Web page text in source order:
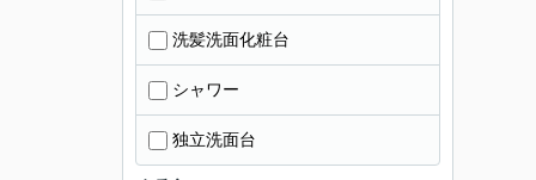
洗髪洗面化粧台
シャワー
独立洗面台